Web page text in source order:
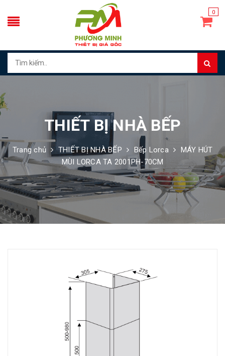
0
THIẾT BỊ NHÀ BẾP
Trang chủ THIẾT BỊ NHÀ BẾP Bếp Lorca
MÁY HÚT
MÙI LORCA TA 2001PH-70CM